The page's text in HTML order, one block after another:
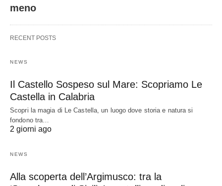
meno
RECENT POSTS
NEWS
Il Castello Sospeso sul Mare: Scopriamo Le
Castella in Calabria
Scopri la magia di Le Castella, un luogo dove storia e natura si
fondono tra…
2 giorni ago
NEWS
Alla scoperta dell’Argimusco: tra la